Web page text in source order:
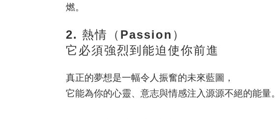
燃。
2. 熱情（Passion）
它必須強烈到能迫使你前進
真正的夢想是一幅令人振奮的未來藍圖，
它能為你的心靈、意志與情感注入源源不絕的能量。